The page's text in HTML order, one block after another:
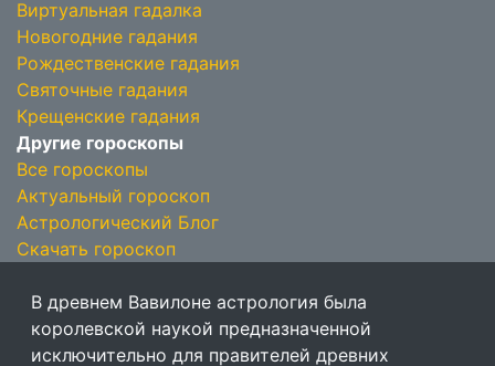
Виртуальная гадалка
Новогодние гадания
Рождественские гадания
Святочные гадания
Крещенские гадания
Другие гороскопы
Все гороскопы
Актуальный гороскоп
Астрологический Блог
Скачать гороскоп
В древнем Вавилоне астрология была
королевской наукой предназначенной
исключительно для правителей древних